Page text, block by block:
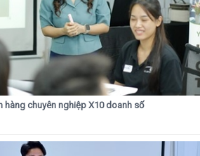
hàng chuyên nghiệp X10 doanh số